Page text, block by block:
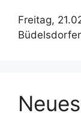
Freitag,